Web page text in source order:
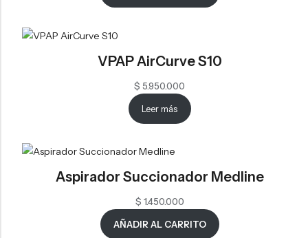
VPAP AirCurve S10
$ 5.950.000
Leer más
Aspirador Succionador Medline
$ 1.450.000
AÑADIR AL CARRITO